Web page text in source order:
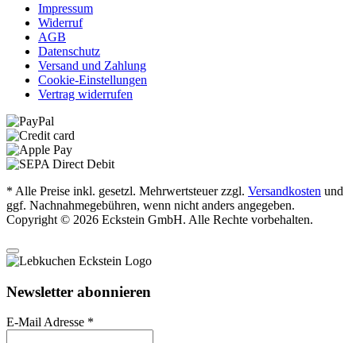
Impressum
Widerruf
AGB
Datenschutz
Versand und Zahlung
Cookie-Einstellungen
Vertrag widerrufen
* Alle Preise inkl. gesetzl. Mehrwertsteuer zzgl. Versandkosten und
ggf. Nachnahmegebühren, wenn nicht anders angegeben.
Copyright © 2026 Eckstein GmbH. Alle Rechte vorbehalten.
Newsletter abonnieren
E-Mail Adresse *